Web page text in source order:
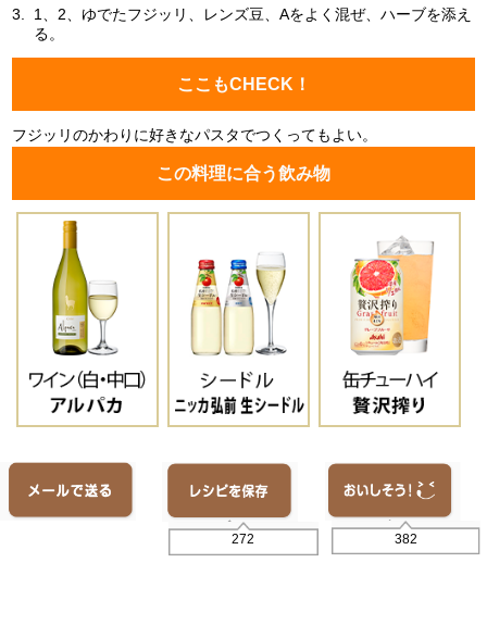
3.
1、2、ゆでたフジッリ、レンズ豆、Aをよく混ぜ、ハーブを添え
る。
ここもCHECK！
フジッリのかわりに好きなパスタでつくってもよい。
この料理に合う飲み物
272 382